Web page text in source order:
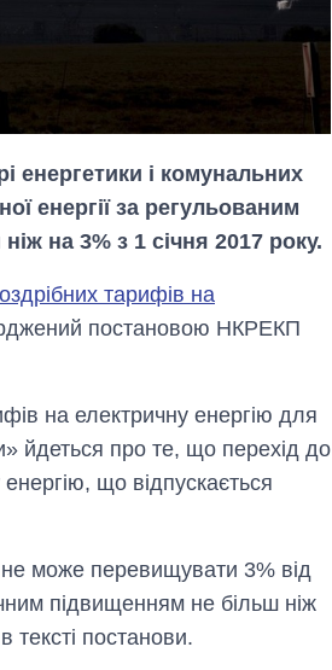
енергетики і комунальних
енергії за регульованим
на 3% з 1 січня 2017 року.
тарифів на
постановою НКРЕКП
на електричну енергію для
йдеться про те, що перехід до
що відпускається
може перевищувати 3% від
підвищенням не більш ніж
тексті постанови.
за літо: Київ та
область стали